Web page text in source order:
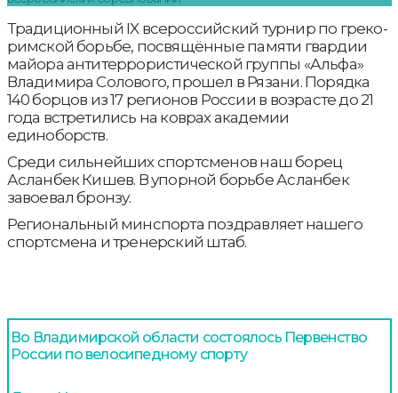
Традиционный IX всероссийский турнир по греко-
римской борьбе, посвящённые памяти гвардии
майора антитеррористической группы «Альфа»
Владимира Солового, прошел в Рязани. Порядка
140 борцов из 17 регионов России в возрасте до 21
года встретились на коврах академии
единоборств.
Среди сильнейших спортсменов наш борец
Асланбек Кишев. В упорной борьбе Асланбек
завоевал бронзу.
Региональный минспорта поздравляет нашего
спортсмена и тренерский штаб.
Во Владимирской области состоялось Первенство
России по велосипедному спорту